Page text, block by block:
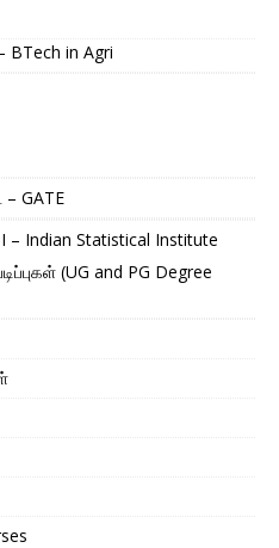
BTech in Agri
– GATE
– Indian Statistical Institute
(UG and PG Degree